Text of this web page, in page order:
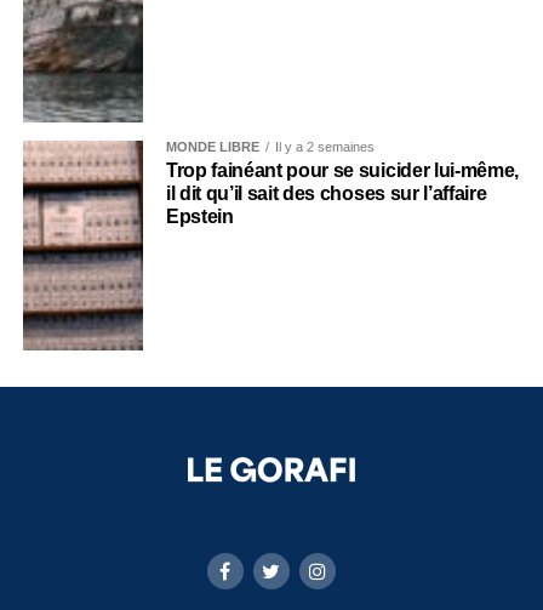
MONDE LIBRE Il y a 2 semaines
Trop fainéant pour se suicider lui-même,
il dit qu’il sait des choses sur l’affaire
Epstein